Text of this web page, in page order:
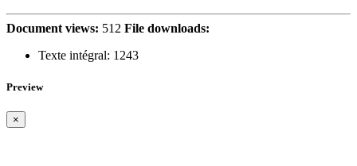
Document views: 512 File downloads:
Texte intégral: 1243
Preview
×